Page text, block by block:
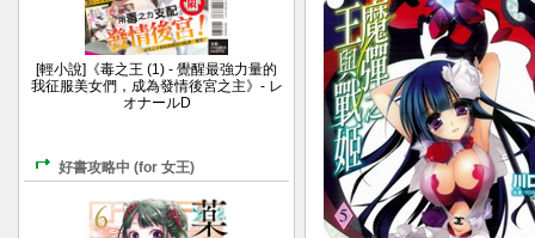
[輕小說]《毒之王 (1) - 覺醒最強力量的
我征服美女們，成為發情後宮之主》- レ
オナールD
好書攻略中 (for 女王)